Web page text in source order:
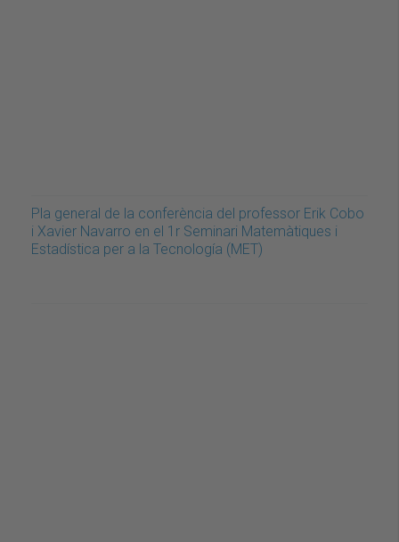
Pla general de la conferència del professor Erik Cobo
i Xavier Navarro en el 1r Seminari Matemàtiques i
Estadística per a la Tecnología (MET)